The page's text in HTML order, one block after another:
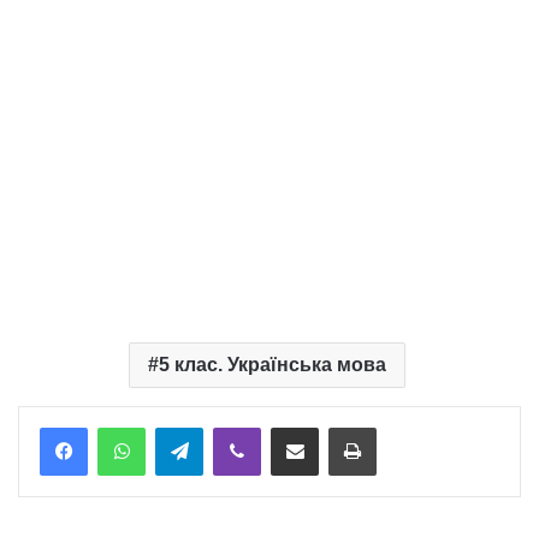
5 клас. Українська мова
TelegramViber Надіслати електронною поштоюНадрукувати